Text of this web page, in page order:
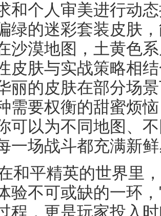
和个人审美进行动
绿的迷彩套装皮肤
沙漠地图，土黄色
皮肤与实战策略相
丽的皮肤在部分场
需要权衡的甜蜜烦
可以为不同地图、
一场战斗都充满新
和平精英的世界里
验不可或缺的一环
程，更是玩家投入